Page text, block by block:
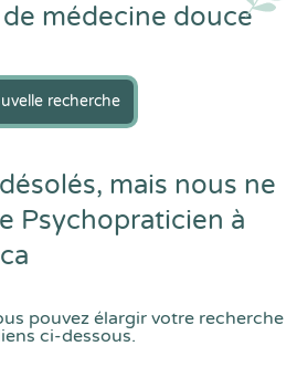
médecine douce
recherche
mais nous ne
Psychopraticien à
pouvez élargir votre recherche
ci-dessous.